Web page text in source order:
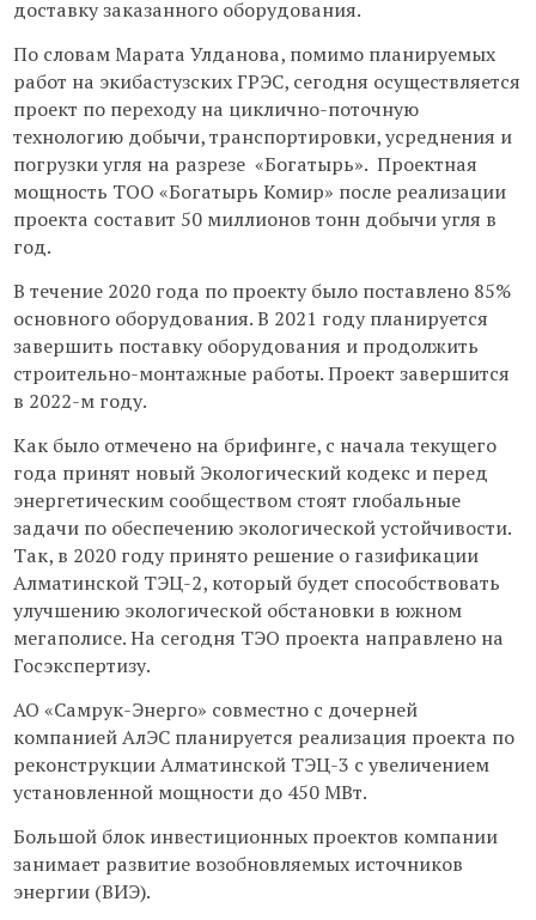
доставку заказанного оборудования.
По словам Марата Улданова, помимо планируемых
работ на экибастузских ГРЭС, сегодня осуществляется
проект по переходу на циклично-поточную
технологию добычи, транспортировки, усреднения и
погрузки угля на разрезе «Богатырь». Проектная
мощность ТОО «Богатырь Комир» после реализации
проекта составит 50 миллионов тонн добычи угля в
год.
В течение 2020 года по проекту было поставлено 85%
основного оборудования. В 2021 году планируется
завершить поставку оборудования и продолжить
строительно-монтажные работы. Проект завершится
в 2022-м году.
Как было отмечено на брифинге, с начала текущего
года принят новый Экологический кодекс и перед
энергетическим сообществом стоят глобальные
задачи по обеспечению экологической устойчивости.
Так, в 2020 году принято решение о газификации
Алматинской ТЭЦ-2, который будет способствовать
улучшению экологической обстановки в южном
мегаполисе. На сегодня ТЭО проекта направлено на
Госэкспертизу.
АО «Самрук-Энерго» совместно с дочерней
компанией АлЭС планируется реализация проекта по
реконструкции Алматинской ТЭЦ-3 с увеличением
установленной мощности до 450 МВт.
Большой блок инвестиционных проектов компании
занимает развитие возобновляемых источников
энергии (ВИЭ).